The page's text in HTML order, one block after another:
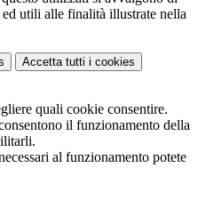
utili alle finalità illustrate nella
Accetta tutti i cookies
quali cookie consentire.
il funzionamento della
al funzionamento potete